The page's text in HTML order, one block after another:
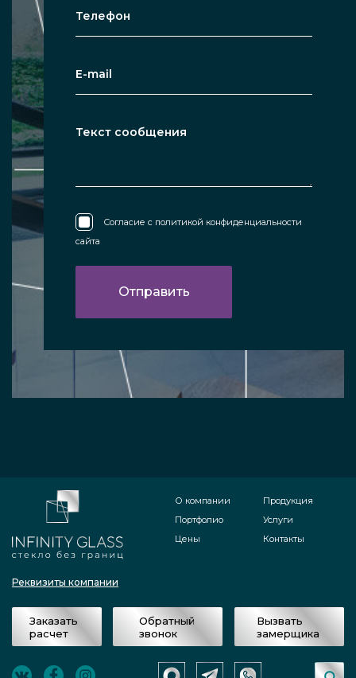
Согласие с политикой конфиденциальности
сайта
Реквизиты компании
О компании
Портфолио
Цены
Продукция
Услуги
Контакты
Заказать
расчет
Обратный
звонок
Вызвать
замерщика